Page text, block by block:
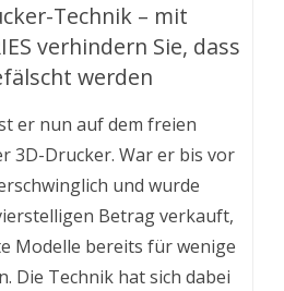
Technik – mit
verhindern Sie, dass
werden
er nun auf dem freien
3D-Drucker. War er bis vor
und wurde
Betrag verkauft,
Modelle bereits für wenige
Die Technik hat sich dabei